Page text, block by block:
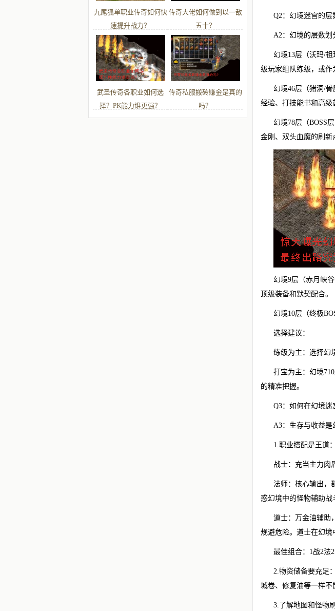
Q2：幻境迷宫的层
A2：幻境的层数划
幻境13层（沃玛/
级玩家组队练级，或作
幻境46层（猪洞/
经验、打技能书和高级
幻境78层（BOSS
金刚、双头血魔的刷新
幻境9层（赤月峡
顶级装备和默契配合。
幻境10层（终极
选择建议：
练级为主：选择幻
打宝为主：幻境
的精准把握。
Q3：如何在幻境迷
A3：生存与收益是
1.职业搭配是王道：
战士：充当主力肉
法师：核心输出，
惑幻境中的怪物辅助战
道士：万金油辅助
规避危险。道士在幻境
最佳组合：1战2法
2.物资储备要充足
城卷、修复油等一样不
3.了解地图和怪物
九尾狐单职业传奇如何快
速提升战力？
传奇大佬如何做到以一敌
五十？
武圣传奇各职业如何选
择？PK能力谁更强？
传奇私服搬砖赚金是真的
吗？